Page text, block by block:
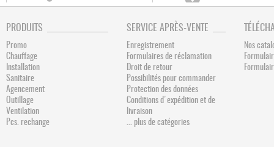
PRODUITS
Promo
Chauffage
Installation
Sanitaire
Agencement
Outillage
Ventilation
Pcs. rechange
SERVICE APRÈS-VENTE
Enregistrement
Formulaires de réclamation
Droit de retour
Possibilités pour commander
Protection des données
Conditions d'expédition et de
livraison
... plus de catégories
Nos